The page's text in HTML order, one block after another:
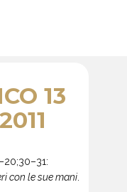
13
con le sue mani